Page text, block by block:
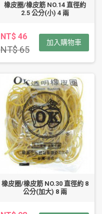
橡皮圈/橡皮筋 NO.14 直徑約
2.5 公分(小) 4 兩
NT$ 46
NT$ 65
加入購物車
橡皮圈/橡皮筋 NO.30 直徑約 8
公分(加大) 8 兩